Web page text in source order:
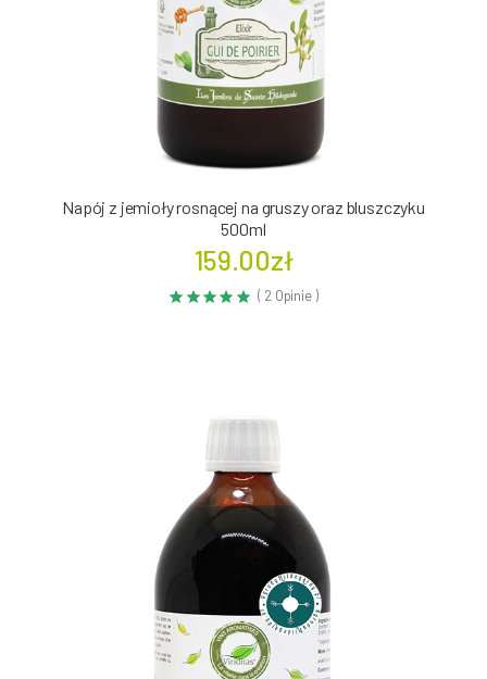
Napój z jemioły rosnącej na gruszy oraz bluszczyku
500ml
159.00zł
( 2 Opinie )